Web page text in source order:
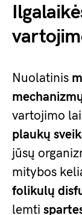
Nuolatinis
vartojimo
plaukų
jūsų
mitybos
folikulų
lemti